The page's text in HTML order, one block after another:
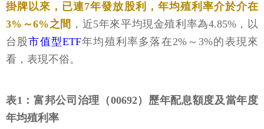
掛牌以來，已連7年發放股利，年均殖利率介於介在
3%～6%之間 ，近5年來平均現金殖利率為4.85%，以
台股市值型ETF年均殖利率多落在2%～3%的表現來
看，表現不俗。
表1：富邦公司治理（00692）歷年配息額度及當年度
年均殖利率